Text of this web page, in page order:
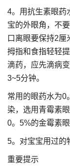
4。用抗生素眼药
宝的外眼角，不
口离眼要保持2厘
拇指和食指轻轻
滴药，应先滴病
3~5分钟。
常用的眼药水为0
染，选用青霉素
0。5%的金霉素
5。对宝宝用过的
重要提示